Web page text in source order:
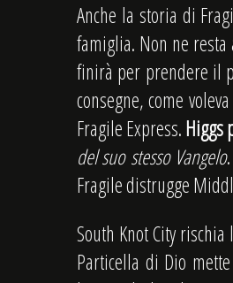
Anche la storia di
famiglia. Non ne
finirà per prendere il
consegne, come
Fragile Express.Higgs
del suo stesso Vangelo
Fragile distrugge
South Knot City
Particella di Dio